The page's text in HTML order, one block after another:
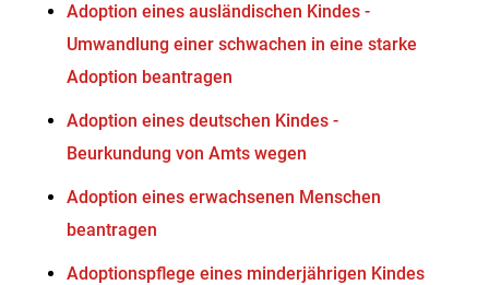
Adoption eines ausländischen Kindes -
Umwandlung einer schwachen in eine starke
Adoption beantragen
Adoption eines deutschen Kindes -
Beurkundung von Amts wegen
Adoption eines erwachsenen Menschen
beantragen
Adoptionspflege eines minderjährigen Kindes